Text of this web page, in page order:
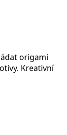
origami
Kreativní